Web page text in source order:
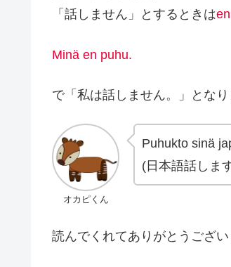
「話しません」とするときはen
Minä en puhu.
で「私は話しません。」となり
オカピくん
Puhukto sinä
(日本語話しま
読んでくれてありがとうござい